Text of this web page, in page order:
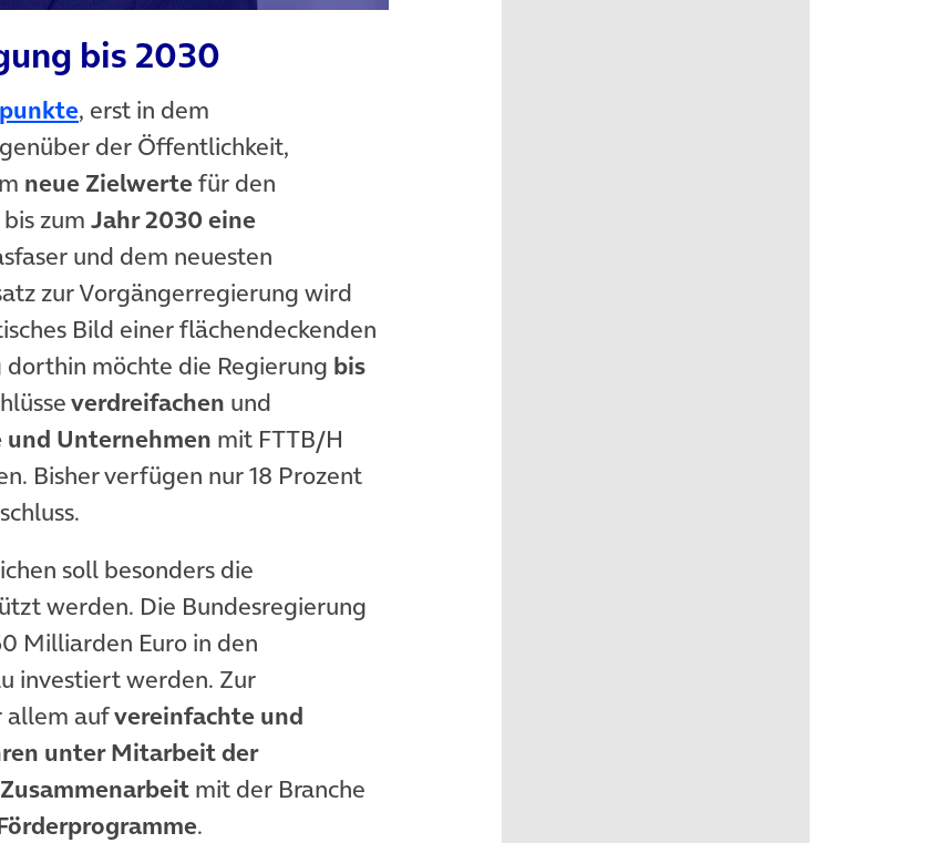
bis 2030
(öffnet in neuem Tab)
, erst in dem
der Öffentlichkeit,
neue Zielwertefür den
zum Jahr 2030 eine
und dem neuesten
zur Vorgängerregierung wird
Bild einer flächendeckenden
möchte die Regierung bis
verdreifachen und
Unternehmen mit FTTB/H
Bisher verfügen nur 18 Prozent
soll besonders die
werden. Die Bundesregierung
Milliarden Euro in den
investiert werden. Zur
allem aufvereinfachte und
unter Mitarbeit der
Zusammenarbeit mit der Branche
.